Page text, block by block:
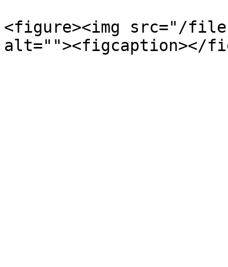
<figure><img src="/files/